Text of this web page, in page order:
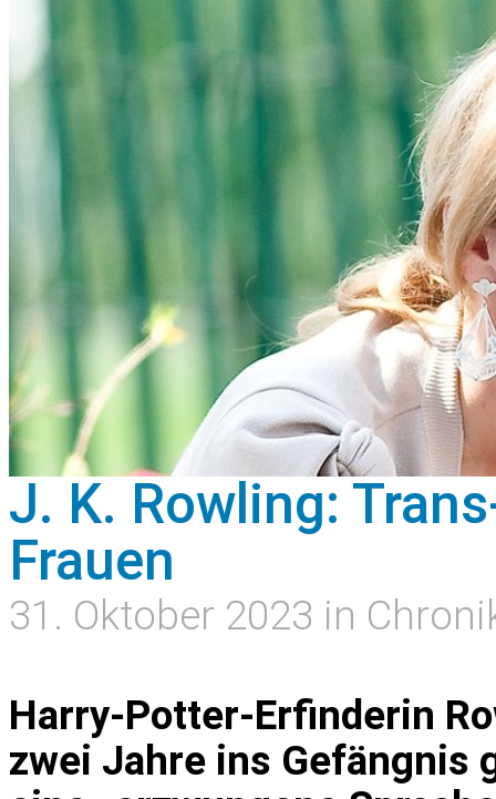
J. K. Rowling:
Frauen
31. Oktober 2023 in
Harry-Potter-Erfinderin
zwei Jahre ins Gefängnis